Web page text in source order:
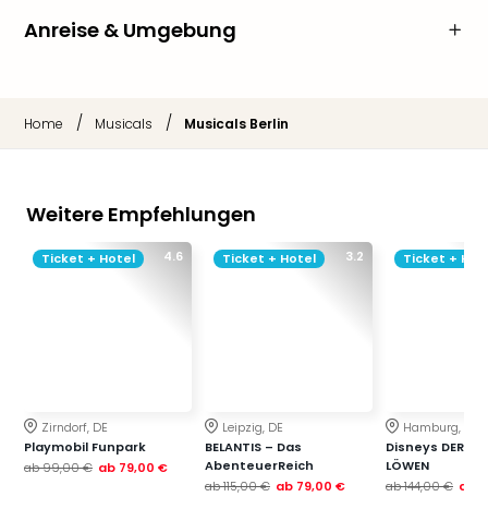
Anreise & Umgebung
Home / Musicals / Musicals Berlin
Weitere Empfehlungen
4.6
Ticket + Hotel
Zirndorf, DE
Playmobil Funpark
ab99,00 € ab 79,00 €
3.2
Ticket + Hotel
Leipzig, DE
BELANTIS – Das
AbenteuerReich
ab115,00 € ab 79,00 €
Ticket +
Hamburg, DE
Disneys DER
LÖWEN
ab144,00 € ab